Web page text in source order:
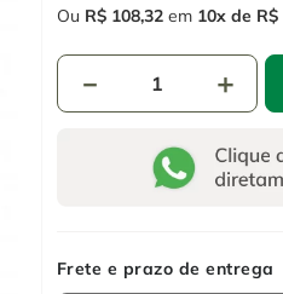
Ou R$ 108,32 em 10 R$
＋
－